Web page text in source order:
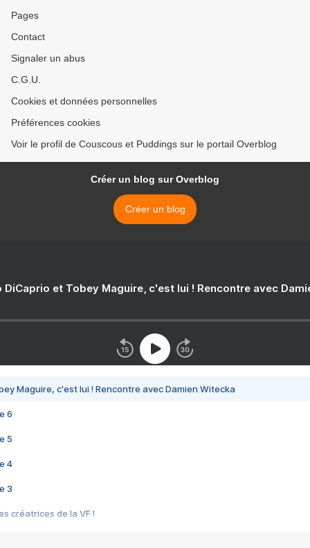
Pages
Contact
Signaler un abus
C.G.U.
Cookies et données personnelles
Préférences cookies
Voir le profil de Couscous et Puddings sur le portail Overblog
Créer un blog sur Overblog
Créer un blog
DiCaprio et Tobey Maguire, c'est lui ! Rencontre avec
Maguire, c'est lui ! Rencontre avec Damien Witecka
6
5
4
3
créatrices de la VF !